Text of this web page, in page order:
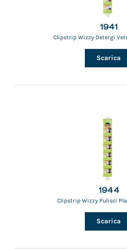
1941
Clipstrip Wizzy Detergi
Scarica
1944
Clipstrip Wizzy Pulisci
Scarica